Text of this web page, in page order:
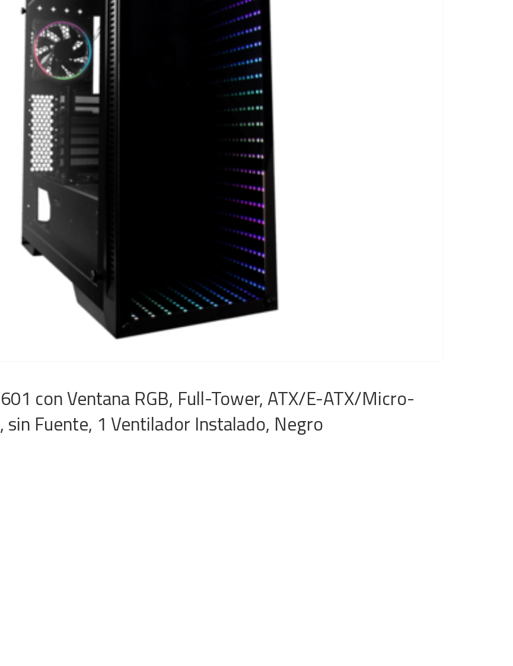
con Ventana RGB, Full-Tower, ATX/E-ATX/Micro-
Fuente, 1 Ventilador Instalado, Negro